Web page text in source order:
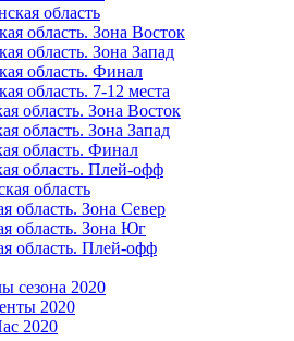
область
область. Зона Восток
область. Зона Запад
область. Финал
область. 7-12 места
область. Зона Восток
область. Зона Запад
область. Финал
область. Плей-офф
область
область. Зона Север
область. Зона Юг
область. Плей-офф
сезона 2020
2020
2020